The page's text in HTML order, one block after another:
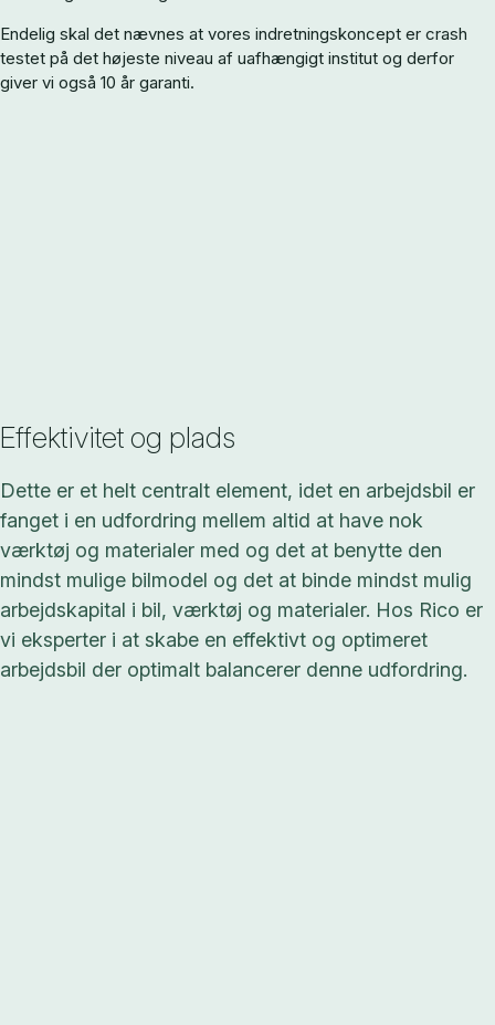
Endelig skal det nævnes at vores indretningskoncept er crash
testet på det højeste niveau af uafhængigt institut og derfor
giver vi også 10 år garanti.
Effektivitet og plads
Dette er et helt centralt element, idet en arbejdsbil er
fanget i en udfordring mellem altid at have nok
værktøj og materialer med og det at benytte den
mindst mulige bilmodel og det at binde mindst mulig
arbejdskapital i bil, værktøj og materialer. Hos Rico er
vi eksperter i at skabe en effektivt og optimeret
arbejdsbil der optimalt balancerer denne udfordring.